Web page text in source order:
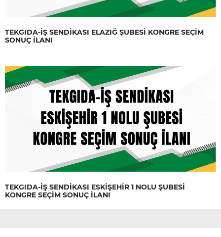
TEKGIDA-İŞ SENDİKASI ELAZIĞ ŞUBESİ KONGRE SEÇİM
SONUÇ İLANI
TEKGIDA-İŞ SENDİKASI ESKİŞEHİR 1 NOLU ŞUBESİ
KONGRE SEÇİM SONUÇ İLANI